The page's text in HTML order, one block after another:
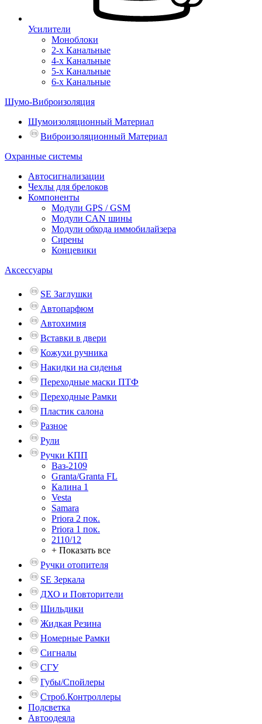
Усилители
Моноблоки
2-х Канальные
4-х Канальные
5-х Канальные
6-х Канальные
Шумо-Виброизоляция
Шумоизоляционный Материал
Виброизоляционный Материал
Охранные системы
Автосигнализации
Чехлы для брелоков
Компоненты
Модули GPS / GSM
Модули CAN шины
Модули обхода иммобилайзера
Сирены
Концевики
Аксессуары
SE Заглушки
Автопарфюм
Автохимия
Вставки в двери
Кожухи ручника
Накидки на сиденья
Переходные маски ПТФ
Переходные Рамки
Пластик салона
Разное
Рули
Ручки КПП
Ваз-2109
Granta/Granta FL
Калина 1
Vesta
Samara
Priora 2 пок.
Priora 1 пок.
2110/12
+ Показать все
Ручки отопителя
SE Зеркала
ДХО и Повторители
Шильдики
Жидкая Резина
Номерные Рамки
Сигналы
СГУ
Губы/Спойлеры
Строб.Контроллеры
Подсветка
Автоодеяла